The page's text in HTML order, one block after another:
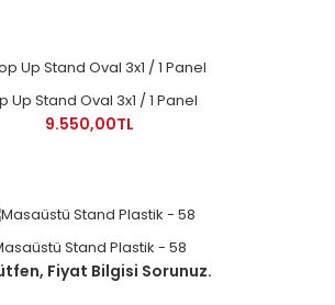
Up Stand Oval 3x1 / 1 Panel
9.550,00TL
Stand Plastik - 58
Fiyat Bilgisi Sorunuz.